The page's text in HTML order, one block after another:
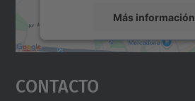
Más información
Aceptar
powered by
Contacto